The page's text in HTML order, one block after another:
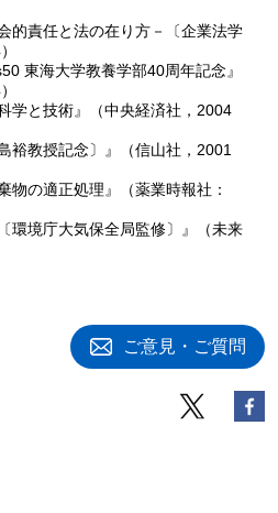
的責任と法の在り方－〔企業法学
東海大学教養学部40周年記念』
学と技術』（中央経済社，2004
裕教授記念〕』（信山社，2001
物の適正処理』（薬業時報社：
環境庁大気保全局監修〕』（未来
ご意見・ご質問